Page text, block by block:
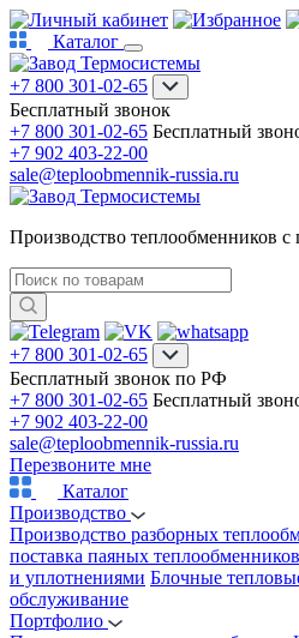
Каталог
+7 800 301-02-65
Бесплатный звонок
+7 800 301-02-65 Бесплатный
+7 902 403-22-00
sale@teploobmennik-russia.ru
Производство теплообменников с
+7 800 301-02-65
Бесплатный звонок по РФ
+7 800 301-02-65 Бесплатный
+7 902 403-22-00
sale@teploobmennik-russia.ru
Перезвоните мне
Каталог
Производство
Производство разборных
поставка паяных теплообменников
и уплотнениями Блочные
обслуживание
Портфолио